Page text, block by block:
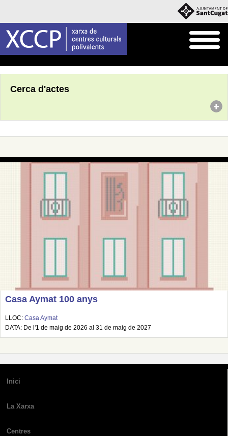
Cerca d'actes
Casa Aymat 100 anys
LLOC: Casa Aymat
DATA: De l'1 de maig de 2026 al 31 de maig de 2027
Inici
La Xarxa
Centres